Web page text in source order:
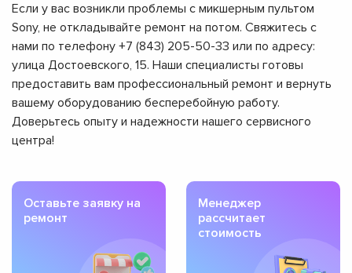
Если у вас возникли проблемы с микшерным пультом
Sony, не откладывайте ремонт на потом. Свяжитесь с
нами по телефону +7 (843) 205-50-33 или по адресу:
улица Достоевского, 15. Наши специалисты готовы
предоставить вам профессиональный ремонт и вернуть
вашему оборудованию бесперебойную работу.
Доверьтесь опыту и надежности нашего сервисного
центра!
Оставьте заявку на
ремонт
Менеджер
рассчитает
стоимость